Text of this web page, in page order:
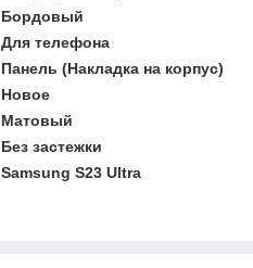
Бордовый
Для телефона
Панель (Накладка на корпус)
Новое
Матовый
Без застежки
Samsung S23 Ultra